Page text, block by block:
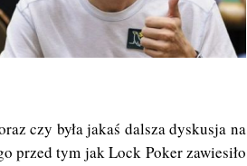
czy była jakaś dalsza dyskusja na
przed tym jak Lock Poker zawiesiło